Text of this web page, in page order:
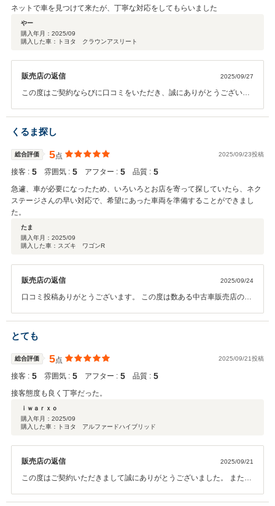
ネットで車を見つけて来たが、丁寧な対応をしてもらいました
やー
購入年月： 2025/09
購入した車：トヨタ クラウンアスリート
販売店の返信 2025/09/27
この度はご契約ならびに口コミをいただき、誠にありがとうございま
ビス向上に努めてまいります。 引き続きご愛顧賜りますよう、何卒よ
ろしくお願い申し上げます。
くるま探し
総合評価 5点 2025/09/23投稿
接客 : 5 雰囲気 : 5 アフター : 5 品質 : 5
急遽、車が必要になったため、いろいろとお店を寄って探していたら、ネク
ステージさんの早い対応で、希望にあった車両を準備することができまし
た。
たま
購入年月： 2025/09
購入した車：スズキ ワゴンR
販売店の返信 2025/09/24
口コミ投稿ありがとうございます。 この度は数ある中古車販売店の中
ともよろしくお願いいたします。
とても
総合評価 5点 2025/09/21投稿
接客 : 5 雰囲気 : 5 アフター : 5 品質 : 5
接客態度も良く丁寧だった。
ｉｗａｒｘｏ
購入年月： 2025/09
購入した車：トヨタ アルファードハイブリッド
販売店の返信 2025/09/21
この度はご契約いただきまして誠にありがとうございました。 また、
困りの際はぜひお気軽にお立ち寄りください。 今後とも、どうぞ宜し